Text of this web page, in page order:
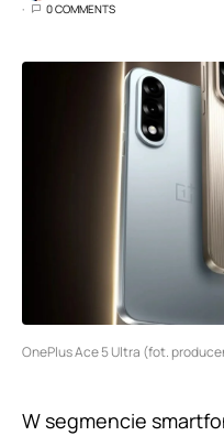
0 COMMENTS
OnePlus Ace 5 Ultra (fot.
W segmencie